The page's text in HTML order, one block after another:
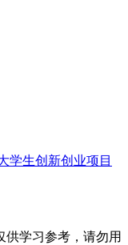
学生创新创业项目
供学习参考，请勿用